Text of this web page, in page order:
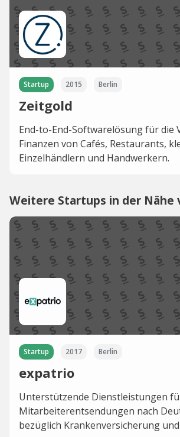
Startup 2015 Berlin
Zeitgold
End-to-End-Softwarelösung für die
Finanzen von Cafés, Restaurants,
Einzelhändlern und Handwerkern.
Weitere Startups in der Nähe
Startup 2017 Berlin
expatrio
Unterstützende Dienstleistungen
Mitarbeiterentsendungen nach
bezüglich Krankenversicherung